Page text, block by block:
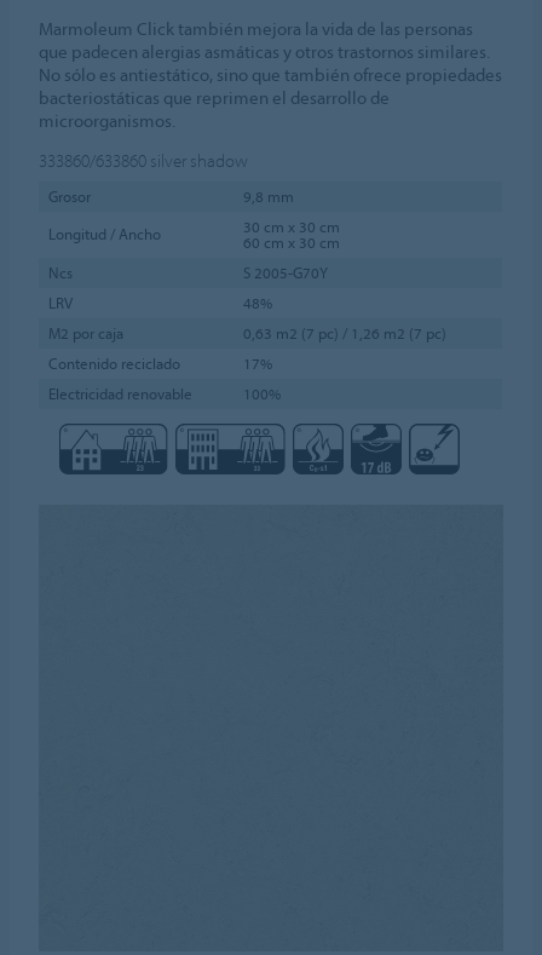
Marmoleum Click también mejora la vida de las personas
que padecen alergias asmáticas y otros trastornos similares.
No sólo es antiestático, sino que también ofrece propiedades
bacteriostáticas que reprimen el desarrollo de
microorganismos.
333860/633860 silver shadow
Grosor
9,8 mm
Longitud / Ancho
30 cm x 30 cm
60 cm x 30 cm
Ncs
S 2005-G70Y
LRV
48%
M2 por caja
0,63 m2 (7 pc) / 1,26 m2 (7 pc)
Contenido reciclado
17%
Electricidad renovable
100%